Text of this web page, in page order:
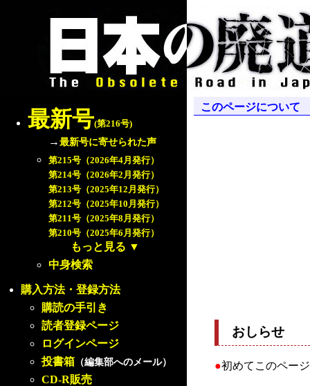
最新号(第216号)
→最新号に寄せられた声
第215号（2026年4月発行）
第214号（2026年2月発行）
第213号（2025年12月発行）
第212号（2025年10月発行）
第211号（2025年8月発行）
第210号（2025年6月発行）
もっと見る ▼
中身検索
購入方法・登録方法
購読の手引き
読者登録ページ
ログインページ
投書箱 （編集部へのメール）
CD-R販売
このページについて
おしらせ
●初めてこのペー